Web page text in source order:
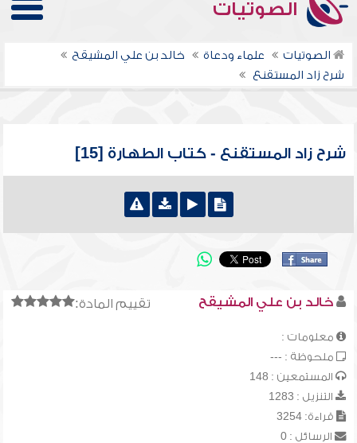
الصوتيات
الصوتيات علماء ودعاة
خالد بن علي المشيقح
شرح زاد المستقنع
شرح زاد المستقنع - كتاب الطهارة [15]
تقييم المادة: خالد بن علي المشيقح
معلومات :
ملحوظة : ---
المستمعين : 148
التنزيل : 1283
قراءة: 3254
الرسائل : 0